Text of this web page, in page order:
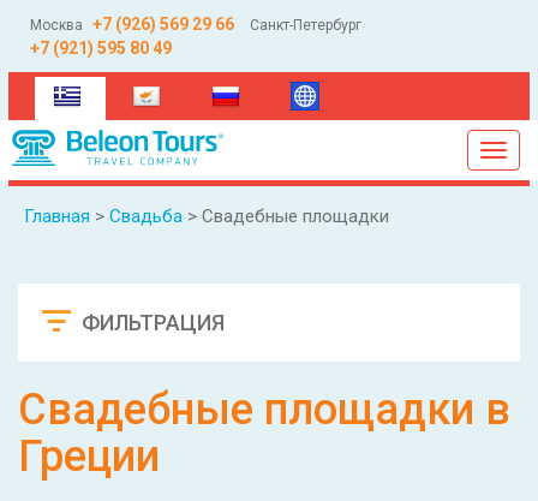
Москва +7 (926) 569 29 66 Санкт-Петербург
+7 (921) 595 80 49
(current)
Главная > Свадьба > Свадебные площадки
ФИЛЬТРАЦИЯ
Свадебные площадки в
Греции